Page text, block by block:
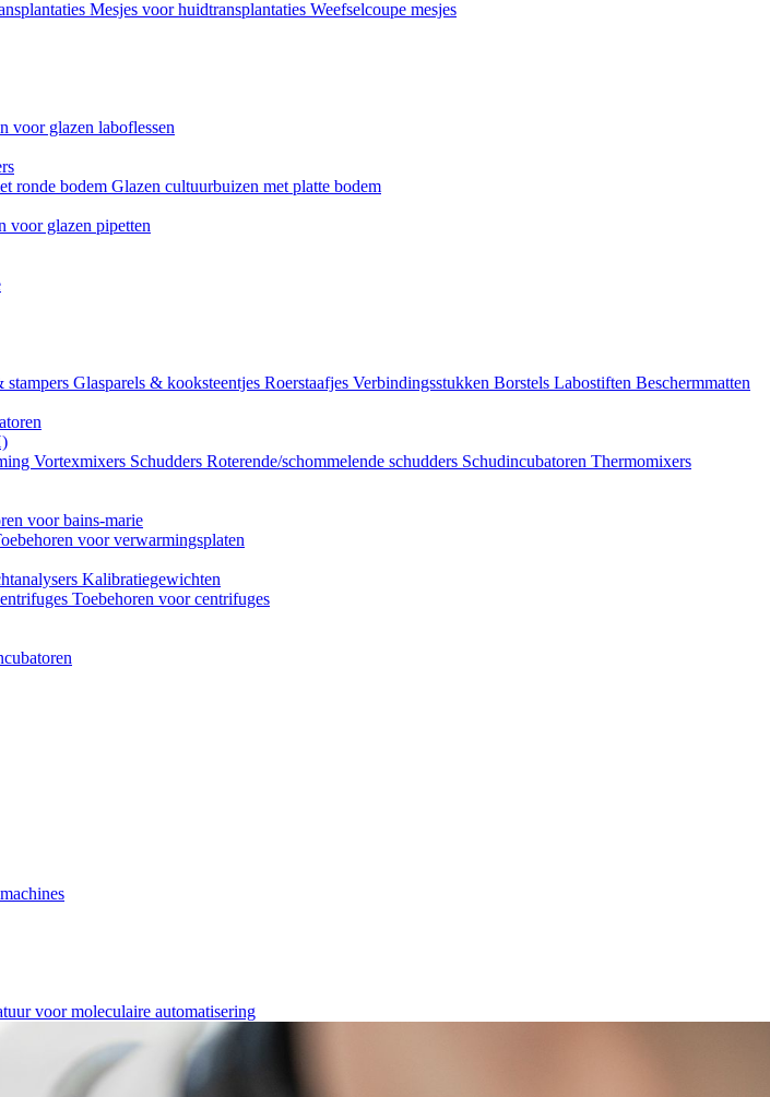
Mesjes voor huidtransplantaties Weefselcoupe mesjes
voor glazen laboflessen
ronde bodem Glazen cultuurbuizen met platte bodem
voor glazen pipetten
stampers Glasparels & kooksteentjes Roerstaafjes Verbindingsstukken Borstels Labostiften Beschermmatten
Vortexmixers Schudders Roterende/schommelende schudders Schudincubatoren Thermomixers
voor bains-marie
voor verwarmingsplaten
Kalibratiegewichten
Toebehoren voor centrifuges
voor moleculaire automatisering